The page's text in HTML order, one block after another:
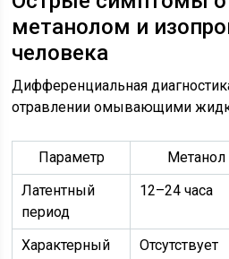
метанолом и
человека
Дифференциальная
отравлении омывающими
Параметр Метанол
Латентный
период
12–24 часа
Характерный
Отсутствует